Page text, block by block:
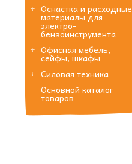
Оснастка и расходные
материалы для
электро-
бензоинструмента
Офисная мебель,
сейфы, шкафы
Силовая техника
Основной каталог
товаров